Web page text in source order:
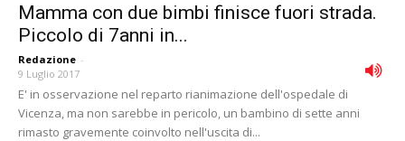
Mamma con due bimbi finisce fuori strada.
Piccolo di 7anni in...
Redazione -
9 Luglio 2017
E' in osservazione nel reparto rianimazione dell'ospedale di
Vicenza, ma non sarebbe in pericolo, un bambino di sette anni
rimasto gravemente coinvolto nell'uscita di...